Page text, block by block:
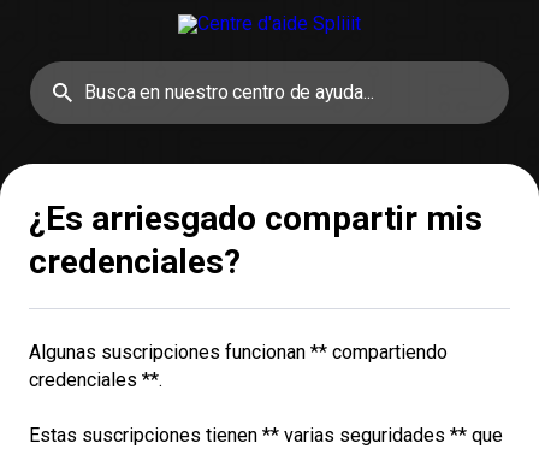
¿Es arriesgado compartir mis
credenciales?
Algunas suscripciones funcionan ** compartiendo
credenciales **.
Estas suscripciones tienen ** varias seguridades ** que